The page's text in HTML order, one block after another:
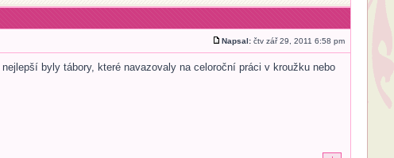
Napsal:čtv zář 29, 2011 6:58 pm
byly tábory, které navazovaly na celoroční práci v kroužku nebo